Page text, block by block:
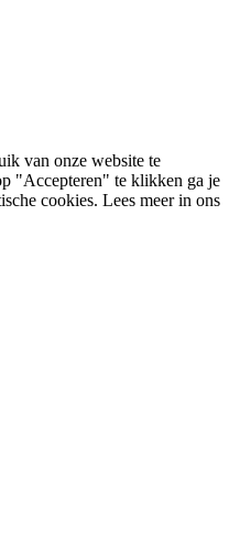
van onze website te
"Accepteren" te klikken ga je
cookies. Lees meer in ons